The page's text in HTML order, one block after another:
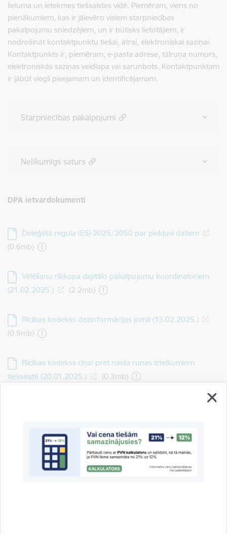
lieluma un ietekmes tiešsaistes vidē. Piemēram, viens no
pienākumiem, kas ir jāievēro visiem starpniecības
pakalpojumu sniedzējiem, un ir būtisks lietotājiem, ir
nodrošināt kontaktpunktu tiešai, ātrai, elektroniskai saziņai.
Kontaktpunkts ir, piemēram, e-pasta adrese, tālruņa numurs,
elektroniskās saziņas veidlapa vai sarunbots. Kontaktpunktam
ir jābūt viegli pieejamam un identificējamam.
Starpniecības pakalpojumi
Nelikumīgs saturs
DPA ietvardokumenti
Deleģētā regula (ES) 2025/2050 par piekļuvi datiem
(0.6mb)
Vēlēšanu rīkkopa digitālo pakalpojumu koordinatoriem
(21.02.2025.)
(2.2mb)
Rīcības kodekss dezinformācijas jomā (13.02.2025.)
(0.9mb)
Rīcības kodekss cīņai pret naida runas izteikumiem
tiešsaistē (20.01.2025.)
(0.3mb)
Drukāt lapu